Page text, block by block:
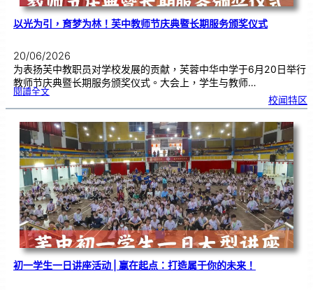
以光为引，育梦为林！芙中教师节庆典暨长期服务颁奖仪式
20/06/2026
为表扬芙中教职员对学校发展的贡献，芙蓉中华中学于6月20日举行
教师节庆典暨长期服务颁奖仪式。大会上，学生与教师…
閱讀全文:以
引
育
梦
为
林
芙
中
教
师
节
庆
典
暨
长
期
服
务
颁
奖
仪
式
校闻特区
初一学生一日讲座活动 | 赢在起点：打造属于你的未来！